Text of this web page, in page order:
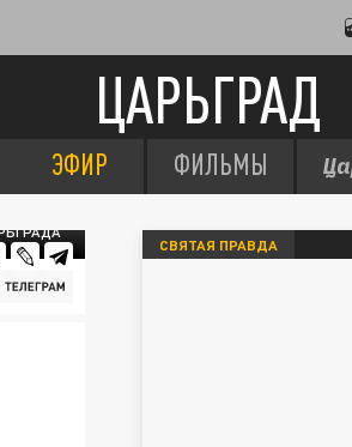
ЦАРЬГРАД
ЭФИР ФИЛЬМЫ
СВЯТАЯ ПРАВДА